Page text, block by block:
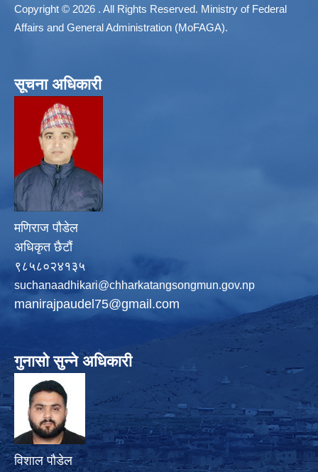
Copyright © 2026 . All Rights Reserved. Ministry of Federal
Affairs and General Administration (MoFAGA).
सूचना अधिकारी
मणिराज पौडेल
अधिकृत छैटौं
९८५८०२४१३५
suchanaadhikari@chharkatangsongmun.gov.np
manirajpaudel75@gmail.com
गुनासो सुन्ने अधिकारी
विशाल पौडेल